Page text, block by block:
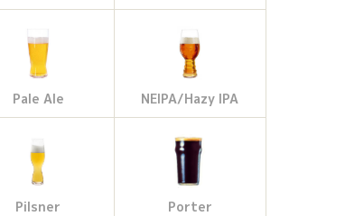
Pale Ale NEIPA/Hazy IPA
Pilsner Porter